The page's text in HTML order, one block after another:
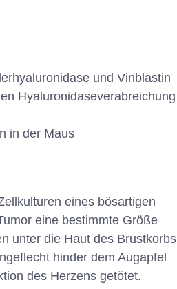
und Vinblastin
Hyaluronidaseverabreichung
in der Maus
eines bösartigen
eine bestimmte Größe
unter die Haut des Brustkorbs
hinder dem Augapfel
des Herzens getötet.